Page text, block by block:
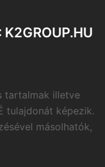
tartalmak illetve
tulajdonát képezik.
másolhatók,